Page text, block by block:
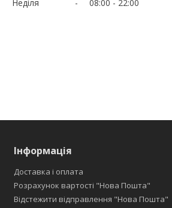
Неділя
08:00 22:00
Інформація
Доставка і оплата
Розрахунок вартості "Нова Пошта"
Відстежити відправлення "Нова Пошта"